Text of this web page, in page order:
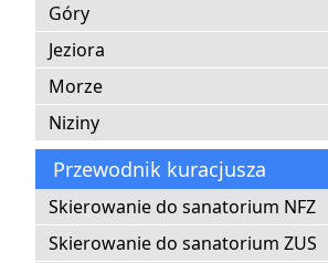
Góry
Jeziora
Morze
Niziny
Przewodnik kuracjusza
Skierowanie do sanatorium NFZ
Skierowanie do sanatorium ZUS